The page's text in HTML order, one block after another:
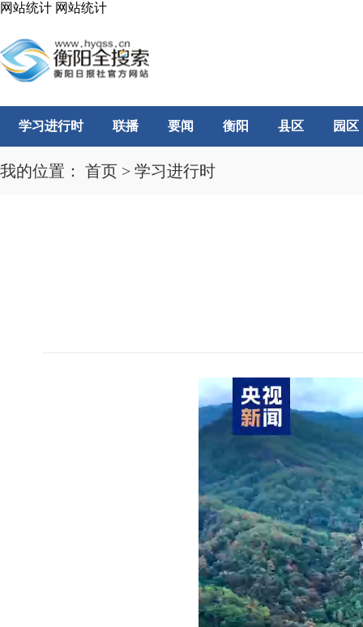
网站统计 网站统计
学习进行时 联播 要闻 衡阳 县区 园区
我的位置： 首页 > 学习进行时